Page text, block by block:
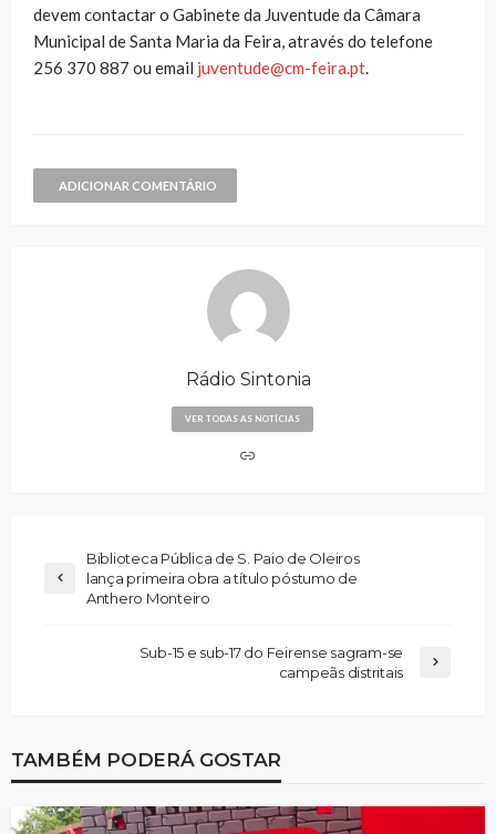
devem contactar o Gabinete da Juventude da Câmara
Municipal de Santa Maria da Feira, através do telefone
256 370 887 ou email juventude@cm-feira.pt.
ADICIONAR COMENTÁRIO
Rádio Sintonia
VER TODAS AS NOTÍCIAS
Biblioteca Pública de S. Paio de Oleiros
lança primeira obra a título póstumo de
Anthero Monteiro
Sub-15 e sub-17 do Feirense sagram-se
campeãs distritais
TAMBÉM PODERÁ GOSTAR